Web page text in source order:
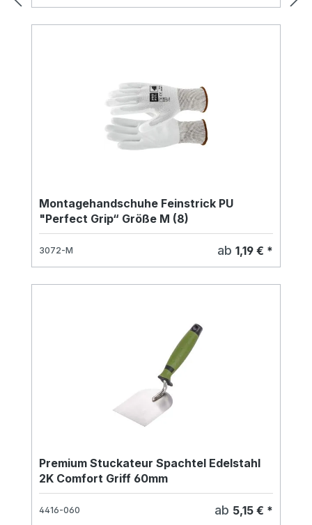
Montagehandschuhe Feinstrick PU
"Perfect Grip“ Größe M (8)
3072-M ab 1,19 € *
Premium Stuckateur Spachtel Edelstahl
2K Comfort Griff 60mm
4416-060 ab 5,15 € *